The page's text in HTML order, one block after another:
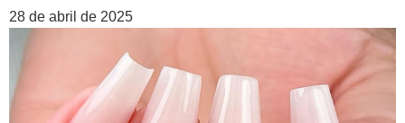
28 de abril de 2025